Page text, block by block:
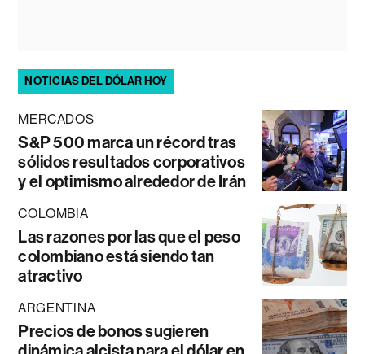
NOTICIAS DEL DÓLAR HOY
MERCADOS
S&P 500 marca un récord tras
sólidos resultados corporativos
y el optimismo alrededor de Irán
COLOMBIA
Las razones por las que el peso
colombiano está siendo tan
atractivo
ARGENTINA
Precios de bonos sugieren